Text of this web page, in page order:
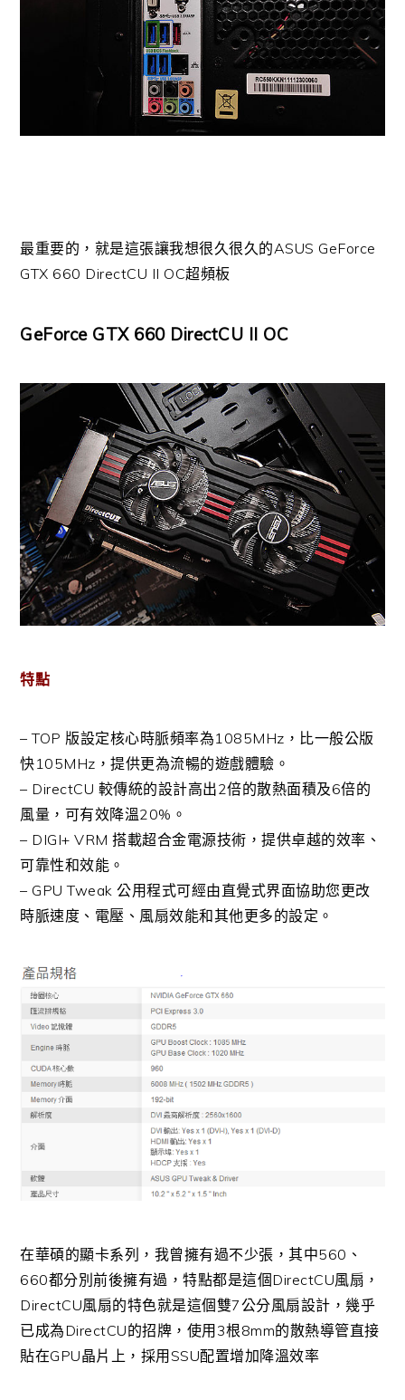
最重要的，就是這張讓我想很久很久的ASUS GeForce
GTX 660 DirectCU II OC超頻板
GeForce GTX 660 DirectCU II OC
特點
– TOP 版設定核心時脈頻率為1085MHz，比一般公版
快105MHz，提供更為流暢的遊戲體驗。
– DirectCU 較傳統的設計高出2倍的散熱面積及6倍的
風量，可有效降溫20%。
– DIGI+ VRM 搭載超合金電源技術，提供卓越的效率、
可靠性和效能。
– GPU Tweak 公用程式可經由直覺式界面協助您更改
時脈速度、電壓、風扇效能和其他更多的設定。
在華碩的顯卡系列，我曾擁有過不少張，其中560、
660都分別前後擁有過，特點都是這個DirectCU風扇，
DirectCU風扇的特色就是這個雙7公分風扇設計，幾乎
已成為DirectCU的招牌，使用3根8mm的散熱導管直接
貼在GPU晶片上， 採用SSU配置增加降溫效率